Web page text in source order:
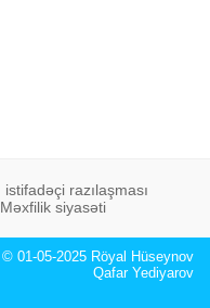
istifadəçi razılaşması
Məxfilik siyasəti
© 01-05-2025 Röyal Hüseynov
Qafar Yediyarov